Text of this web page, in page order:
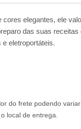
elegantes, ele
das suas receitas
eletroportáteis.
do frete podendo
local de entrega.